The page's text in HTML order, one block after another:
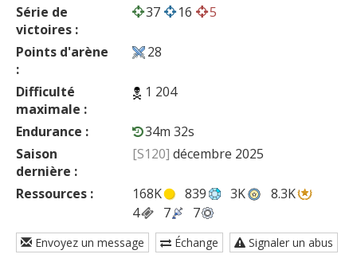
Série de
victoires :
37 16 5
Points d'arène
:
28
Difficulté
maximale :
1 204
Endurance :
34m 32s
Saison
dernière :
[S120] décembre 2025
Ressources : 168K 839 3K
8.3K
4
7 7
Envoyez un message Échange Signaler un abus